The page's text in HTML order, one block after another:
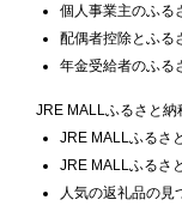
個人事業主のふる
配偶者控除とふる
年金受給者のふる
JRE MALLふるさと納
JRE MALLふるさ
JRE MALLふるさ
人気の返礼品の見